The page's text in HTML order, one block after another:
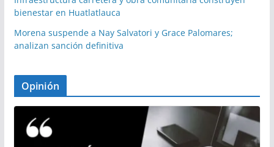
bienestar en Huatlatlauca
Morena suspende a Nay Salvatori y Grace Palomares;
analizan sanción definitiva
Opinión